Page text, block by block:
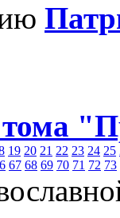
19 20 21 22 23 24 25
67 68 69 70 71 72 73